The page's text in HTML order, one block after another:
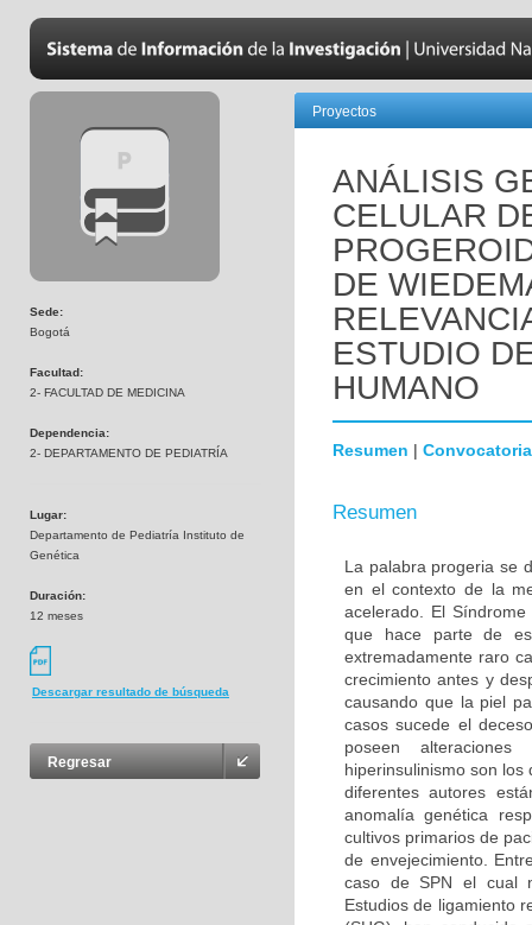
Sede:
Bogotá
Facultad:
2- FACULTAD DE MEDICINA
Dependencia:
2- DEPARTAMENTO DE PEDIATRÍA
Lugar:
Departamento de Pediatría Instituto de
Genética
Duración:
12 meses
Descargar resultado de búsqueda
Regresar
Proyectos
ANÁLISIS
CELULAR
DE
ESTUDIO
HUMANO
Resumen | Convocatoria
Resumen
La palabra progeria se
en el contexto de la
acelerado. El
que hace parte de
extremadamente raro
crecimiento antes y
causando que la piel
casos sucede el
poseen alteraciones
hiperinsulinismo son
diferentes autores
anomalía genética
cultivos primarios de
de envejecimiento.
caso de SPN el cual
Estudios de ligamiento